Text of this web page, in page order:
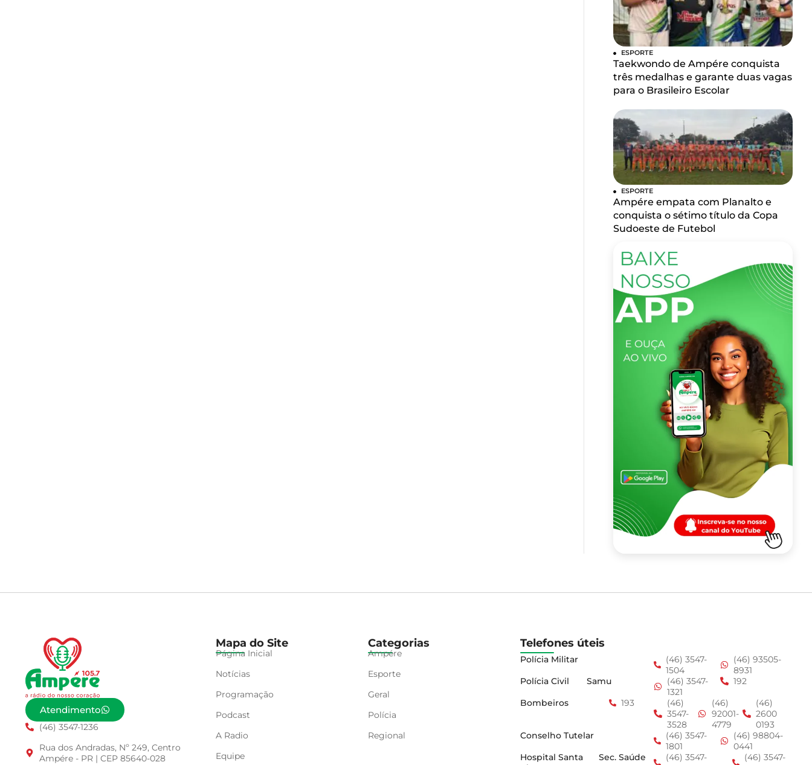
ESPORTE
Taekwondo de Ampére conquista
três medalhas e garante duas vagas
para o Brasileiro Escolar
ESPORTE
Ampére empata com Planalto e
conquista o sétimo título da Copa
Sudoeste de Futebol
Atendimento
(46) 3547-1236
Rua dos Andradas, Nº 249, Centro
Ampére - PR | CEP 85640-028
Mapa do Site
Página Inicial
Notícias
Programação
Podcast
A Radio
Equipe
Categorias
Ampére
Esporte
Geral
Polícia
Regional
Telefones úteis
Polícia Militar
(46) 3547-
1504
(46) 93505-
8931
Polícia Civil
Samu
(46) 3547-
1321
192
Bombeiros
193
(46)
3547-
3528
(46)
92001-
4779
(46)
2600
0193
Conselho Tutelar
(46) 3547-
1801
(46) 98804-
0441
Hospital Santa
Sec. Saúde
(46) 3547-
(46) 3547-